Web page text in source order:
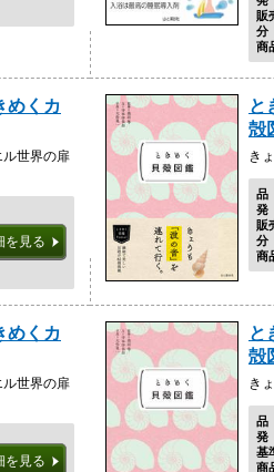
販
商
めくカ
世界の扉
を見る
と
殻
き
販
商
めくカ
世界の扉
を見る
と
殻
き
基
商